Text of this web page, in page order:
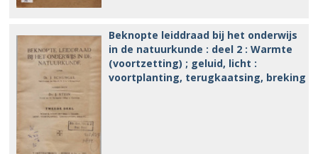
Beknopte leiddraad bij het onderwijs
in de natuurkunde : deel 2 : Warmte
(voortzetting) ; geluid, licht :
voortplanting, terugkaatsing, breking